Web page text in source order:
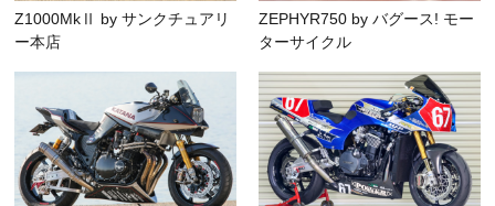
Z1000MkⅡ by サンクチュアリ
ー本店
ZEPHYR750 by バグース! モー
ターサイクル